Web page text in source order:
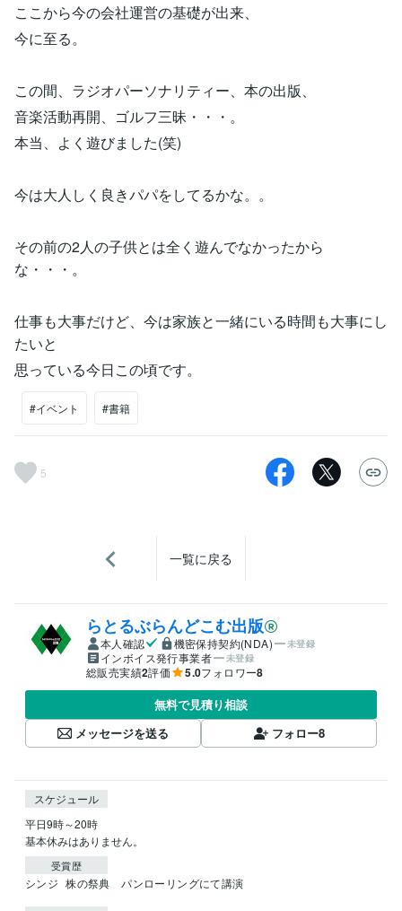
ここから今の会社運営の基礎が出来、
今に至る。
この間、ラジオパーソナリティー、本の出版、
音楽活動再開、ゴルフ三昧・・・。
本当、よく遊びました(笑)
今は大人しく良きパパをしてるかな。。
その前の2人の子供とは全く遊んでなかったから
な・・・。
仕事も大事だけど、今は家族と一緒にいる時間も大事にし
たいと
思っている今日この頃です。
#イベント #書籍
5
一覧に戻る
らとるぶらんどこむ出版
本人確認 機密保持契約(NDA) 未登録
インボイス発行事業者 未登録
総販売実績2評価 5.0フォロワー8
無料で見積り相談
メッセージを送る
フォロー8
スケジュール
平日9時～20時
基本休みはありません。
受賞歴
シンジ 株の祭典　パンローリングにて講演